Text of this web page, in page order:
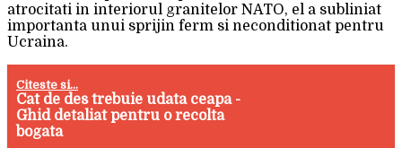
atrocitati in interiorul granitelor NATO, el a subliniat
importanta unui sprijin ferm si neconditionat pentru
Ucraina.
Citeste si...
Cat de des trebuie udata ceapa -
Ghid detaliat pentru o recolta
bogata